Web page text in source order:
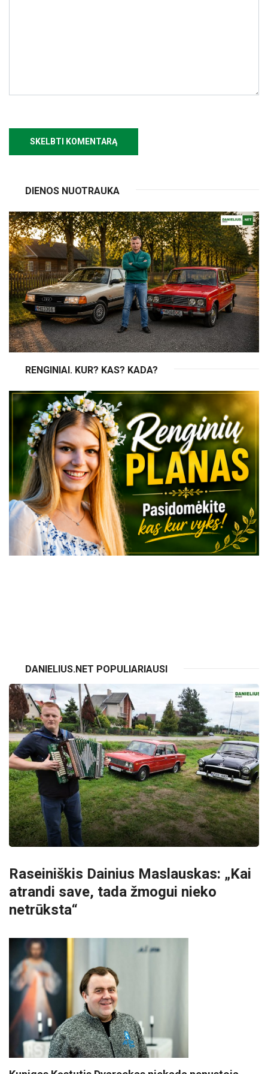
DIENOS NUOTRAUKA
RENGINIAI. KUR? KAS? KADA?
DANIELIUS.NET POPULIARIAUSI
Raseiniškis Dainius Maslauskas: „Kai
atrandi save, tada žmogui nieko
netrūksta“